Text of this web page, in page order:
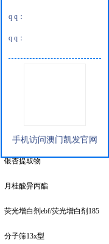
乳酸铵
甲基三烷基氯化铵
活性紫2
银杏提取物
月桂酸异丙酯
荧光增白剂ebf/荧光增白剂185
分子筛13x型
q q：
q q：
手机访问澳门凯发官网